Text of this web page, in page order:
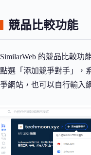
競品比較功能
SimilarWeb 的競品比較功
點選「添加競爭對手」，
爭網站，也可以自行輸入